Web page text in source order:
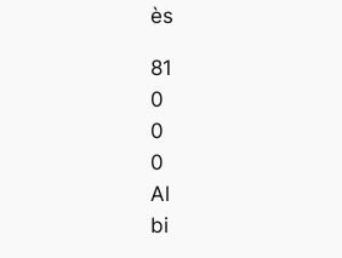
ès
81
0
0
0
Al
bi